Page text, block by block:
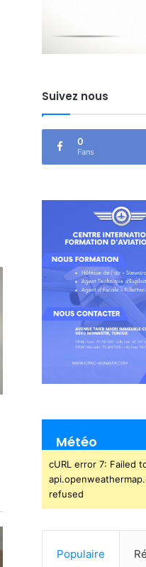
Suivez nous
0
Fans
Météo
cURL error 7: Failed
refused
Populaire